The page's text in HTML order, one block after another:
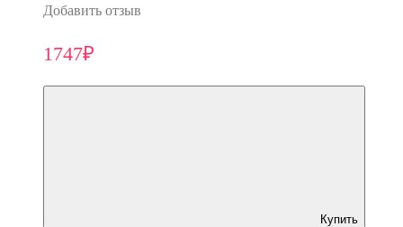
Добавить отзыв
1747₽
Купить